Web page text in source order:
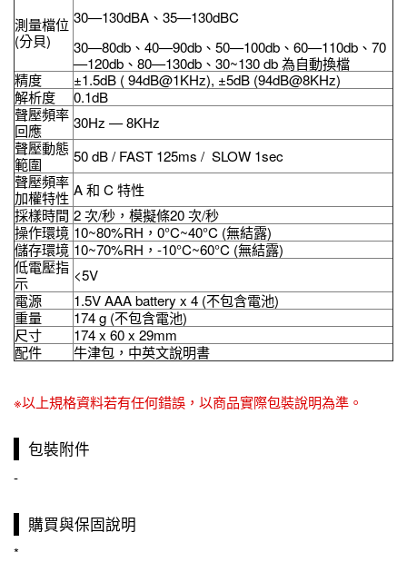
測量檔位
(分貝)
30—130dBA、35—130dBC
30—80db、40—90db、50—100db、60—110db、70
—120db、80—130db、30~130 db 為自動換檔
精度
±1.5dB ( 94dB@1KHz), ±5dB (94dB@8KHz)
解析度
0.1dB
聲壓頻率
回應
30Hz — 8KHz
聲壓動態
範圍
50 dB / FAST 125ms / SLOW 1sec
聲壓頻率
加權特性 A 和 C 特性
採樣時間 2 次/秒，模擬條20 次/秒
操作環境 10~80%RH，0°C~40°C (無結露)
儲存環境 10~70%RH，-10°C~60°C (無結露)
低電壓指
示
<5V
電源
1.5V AAA battery x 4 (不包含電池)
重量
174 g (不包含電池)
尺寸
174 x 60 x 29mm
配件
牛津包，中英文說明書
※以上規格資料若有任何錯誤，以商品實際包裝說明為準。
包裝附件
-
購買與保固說明
*